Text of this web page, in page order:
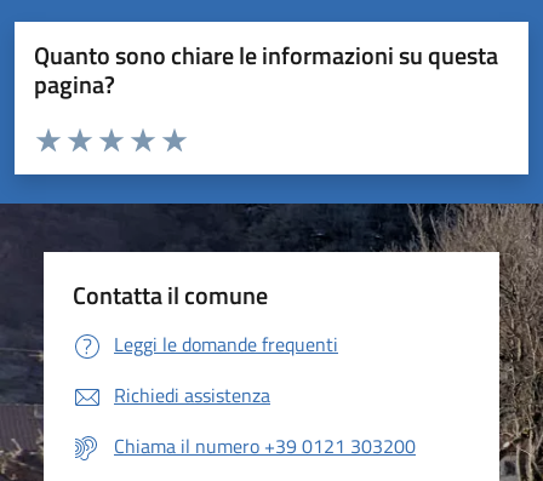
Quanto sono chiare le informazioni su questa
pagina?
Valuta da 1 a 5 stelle la pagina
Valuta 5 stelle su 5
Valuta 4 stelle su 5
Valuta 3 stelle su 5
Valuta 2 stelle su 5
Valuta 1 stelle su 5
Contatta il comune
Leggi le domande frequenti
Richiedi assistenza
Chiama il numero +39 0121 303200